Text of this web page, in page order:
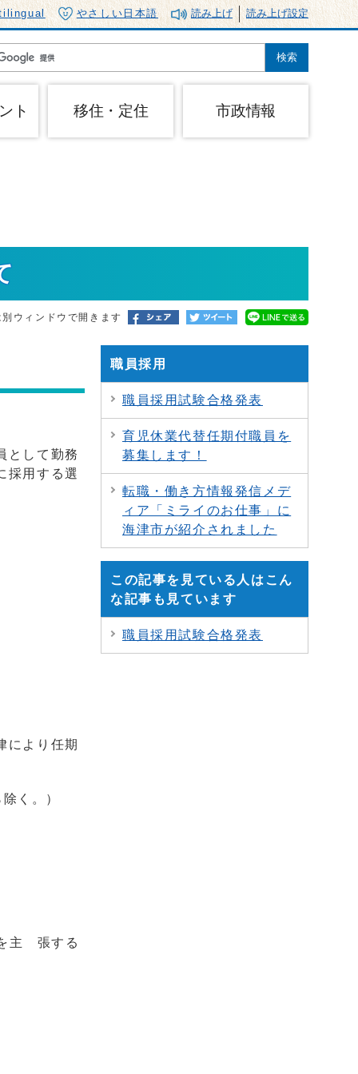
やさしい日本語 読み上げ 読み上げ設定
ト 移住・定住 市政情報
ウィンドウで開きます
として勤務
採用する選
により任期
く。）
主 張する
職員採用
職員採用試験合格発表
育児休業代替任期付職員を
募集します！
転職・働き方情報発信メデ
ィア「ミライのお仕事」に
海津市が紹介されました
この記事を見ている人はこん
な記事も見ています
職員採用試験合格発表